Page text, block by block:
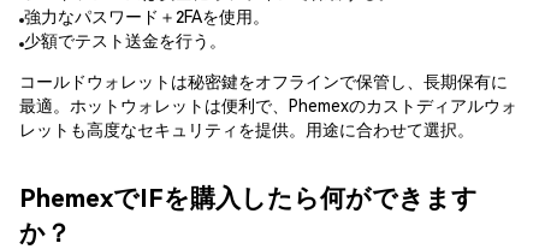
強力なパスワード＋2FAを使用。
少額でテスト送金を行う。
コールドウォレットは秘密鍵をオフラインで保管し、長期保有に
最適。ホットウォレットは便利で、Phemexのカストディアルウォ
レットも高度なセキュリティを提供。用途に合わせて選択。
PhemexでIFを購入したら何ができます
か？